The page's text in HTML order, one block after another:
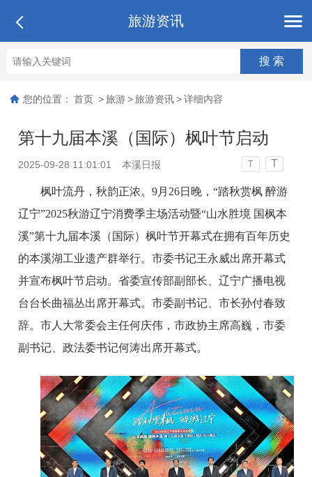
旅游资讯
您的位置： 首页 > 旅游 > 旅游资讯 > 详细内容
第十九届本溪（国际）枫叶节启动
2025-09-28 11:01:01 本溪日报 T T
枫叶流丹，秋韵正浓。9月26日晚，“踏秋赏枫 醉游
辽宁”2025秋游辽宁消费季主场活动暨“山水胜境 国枫本
溪”第十九届本溪（国际）枫叶节开幕式在拥有百年历史
的本溪湖工业遗产群举行。市委书记王永威出席开幕式
并宣布枫叶节启动。省委宣传部副部长、辽宁广播电视
台台长曲福丛出席开幕式。市委副书记、市长孙付春致
辞。市人大常委会主任何庆伟，市政协主席高巍，市委
副书记、政法委书记何涛出席开幕式。